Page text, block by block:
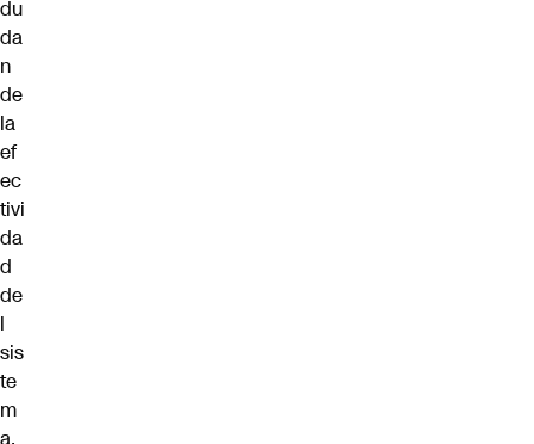
du
da
n
de
la
ef
ec
tivi
da
d
de
l
sis
te
m
a.